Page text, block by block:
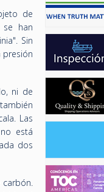
de
han
Sin
presión
ni de
Las
está
dos
carbón.